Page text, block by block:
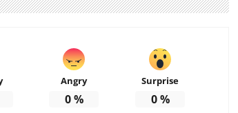
Angry
0%
Surprise
0%